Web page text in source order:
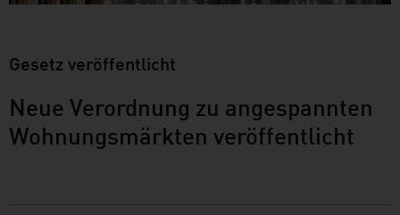
Gesetz veröffentlicht
Neue Verordnung zu angespannten
Wohnungsmärkten veröffentlicht